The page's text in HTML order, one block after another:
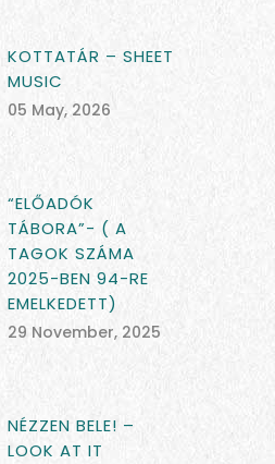
KOTTATÁR – SHEET
MUSIC
05 May, 2026
“ELŐADÓK
TÁBORA”- ( A
TAGOK SZÁMA
2025-BEN 94-RE
EMELKEDETT)
29 November, 2025
NÉZZEN BELE! –
LOOK AT IT